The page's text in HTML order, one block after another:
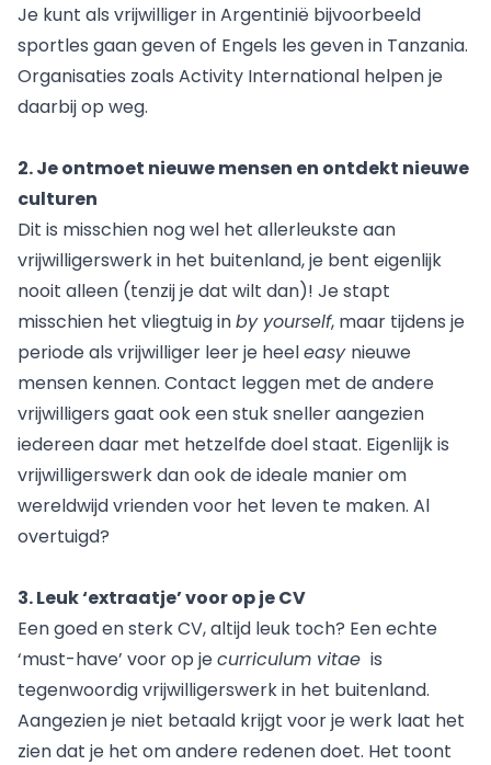
Je kunt als vrijwilliger in Argentinië bijvoorbeeld
sportles gaan geven of Engels les geven in Tanzania.
Organisaties zoals Activity International helpen je
daarbij op weg.
2. Je ontmoet nieuwe mensen en ontdekt nieuwe
culturen
Dit is misschien nog wel het allerleukste aan
vrijwilligerswerk in het buitenland, je bent eigenlijk
nooit alleen (tenzij je dat wilt dan)! Je stapt
misschien het vliegtuig inby yourself, maar tijdens je
periode als vrijwilliger leer je heeleasy nieuwe
mensen kennen. Contact leggen met de andere
vrijwilligers gaat ook een stuk sneller aangezien
iedereen daar met hetzelfde doel staat. Eigenlijk is
vrijwilligerswerk dan ook de ideale manier om
wereldwijd vrienden voor het leven te maken. Al
overtuigd?
3. Leuk ‘extraatje’ voor op je CV
Een goed en sterk CV, altijd leuk toch? Een echte
‘must-have’ voor op jecurriculum vitae is
tegenwoordig vrijwilligerswerk in het buitenland.
Aangezien je niet betaald krijgt voor je werk laat het
zien dat je het om andere redenen doet. Het toont